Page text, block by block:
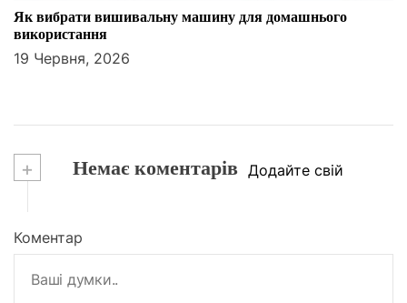
Як вибрати вишивальну машину для домашнього
використання
19 Червня, 2026
+ Немає коментарів Додайте свій
Коментар